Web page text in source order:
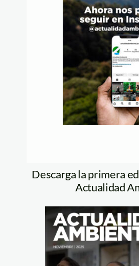
Descarga la primera
Actualidad